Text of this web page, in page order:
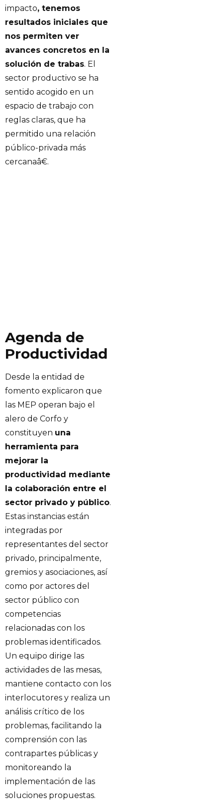
impacto, tenemos
resultados iniciales que
nos permiten ver
avances concretos en la
solución de trabas. El
sector productivo se ha
sentido acogido en un
espacio de trabajo con
reglas claras, que ha
permitido una relación
público-privada más
cercanaâ€.
Agenda de
Productividad
Desde la entidad de
fomento explicaron que
las MEP operan bajo el
alero de Corfo y
constituyen una
herramienta para
mejorar la
productividad mediante
la colaboración entre el
sector privado y público.
Estas instancias están
integradas por
representantes del sector
privado, principalmente,
gremios y asociaciones, así
como por actores del
sector público con
competencias
relacionadas con los
problemas identificados.
Un equipo dirige las
actividades de las mesas,
mantiene contacto con los
interlocutores y realiza un
análisis crítico de los
problemas, facilitando la
comprensión con las
contrapartes públicas y
monitoreando la
implementación de las
soluciones propuestas.